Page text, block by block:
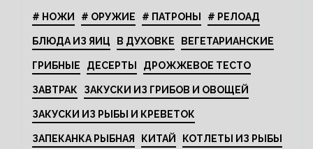
# НОЖИ # ОРУЖИЕ # ПАТРОНЫ # РЕЛОАД
БЛЮДА ИЗ ЯИЦ В ДУХОВКЕ ВЕГЕТАРИАНСКИЕ
ГРИБНЫЕ ДЕСЕРТЫ ДРОЖЖЕВОЕ ТЕСТО
ЗАВТРАК ЗАКУСКИ ИЗ ГРИБОВ И ОВОЩЕЙ
ЗАКУСКИ ИЗ РЫБЫ И КРЕВЕТОК
ЗАПЕКАНКА РЫБНАЯ КИТАЙ КОТЛЕТЫ ИЗ РЫБЫ